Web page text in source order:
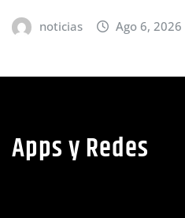
noticias
Apps y Redes